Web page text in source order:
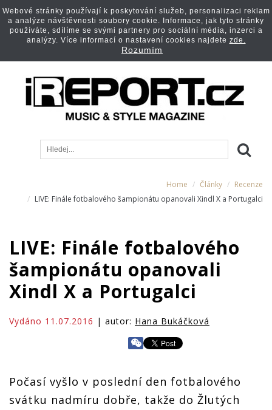
Home Články
Recenze
LIVE: Finále fotbalového šampionátu opanovali Xindl X a Portugalci
LIVE: Finále fotbalového
šampionátu opanovali
Xindl X a Portugalci
Vydáno 11.07.2016 | autor: Hana Bukáčková
Počasí vyšlo v poslední den fotbalového
svátku nadmíru dobře, takže do Žlutých
Webové stránky používají k poskytování služeb, personalizaci reklam
a analýze návštěvnosti soubory cookie. Informace, jak tyto stránky
používáte, sdílíme se svými partnery pro sociální média, inzerci a
analýzy. Více informací o nastavení cookies najdete zde.
Rozumím